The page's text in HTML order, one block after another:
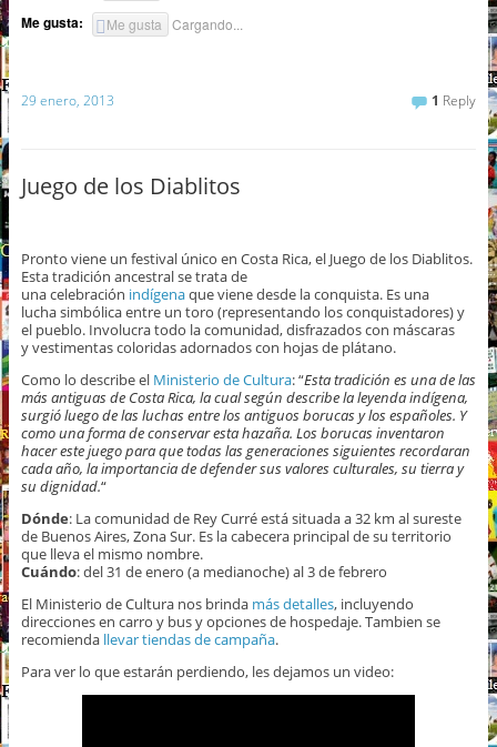
Me gusta: Me gusta Cargando...
29 enero, 2013 1 Reply
Juego de los Diablitos
Pronto viene un festival único en Costa Rica, el Juego de los Diablitos.
Esta tradición ancestral se trata de
una celebración indígenaque viene desde la conquista. Es una
lucha simbólica entre un toro (representando los conquistadores) y
el pueblo. Involucra todo la comunidad, disfrazados con máscaras
y vestimentas coloridas adornados con hojas de plátano.
Como lo describe el Ministerio de Cultura: “Esta tradición es una de las
más antiguas de Costa Rica, la cual según describe la leyenda indígena,
surgió luego de las luchas entre los antiguos borucas y los españoles. Y
como una forma de conservar esta hazaña. Los borucas inventaron
hacer este juego para que todas las generaciones siguientes recordaran
cada año, la importancia de defender sus valores culturales, su tierra y
su dignidad.“
Dónde: La comunidad de Rey Curré está situada a 32 km al sureste
de Buenos Aires, Zona Sur. Es la cabecera principal de su territorio
que lleva el mismo nombre.
Cuándo: del 31 de enero (a medianoche) al 3 de febrero
El Ministerio de Cultura nos brinda más detalles, incluyendo
direcciones en carro y bus y opciones de hospedaje. Tambien se
recomienda llevar tiendas de campaña.
Para ver lo que estarán perdiendo, les dejamos un video: